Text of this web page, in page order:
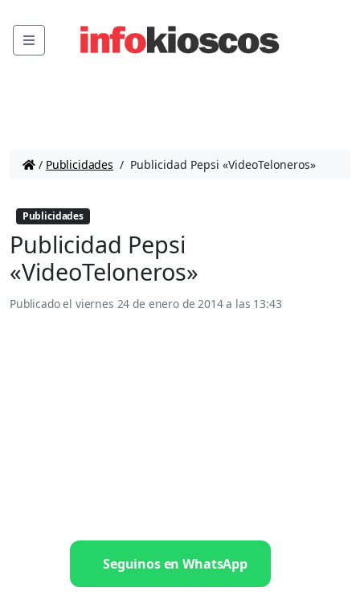
Menu
/ Publicidades / Publicidad Pepsi «VideoTeloneros»
Publicidades
Publicidad Pepsi
«VideoTeloneros»
Publicado el viernes 24 de enero de 2014 a las 13:43
Seguinos en WhatsApp